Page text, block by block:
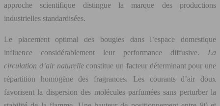
approche scientifique distingue la marque des productions
industrielles standardisées.
Le placement optimal des bougies dans l’espace domestique
influence considérablement leur performance diffusive. La
circulation d’air naturelle constitue un facteur déterminant pour une
répartition homogène des fragrances. Les courants d’air doux
favorisent la dispersion des molécules parfumées sans perturber la